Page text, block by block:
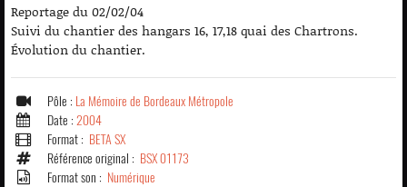
Reportage du 02/02/04
Suivi du chantier des hangars 16, 17,18 quai des Chartrons.
Évolution du chantier.
Pôle : La Mémoire de Bordeaux Métropole
Date : 2004
Format : BETA SX
Référence original : BSX 01173
Format son : Numérique